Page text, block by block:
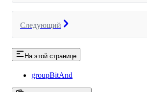
Следующий
На этой странице
groupBitAnd